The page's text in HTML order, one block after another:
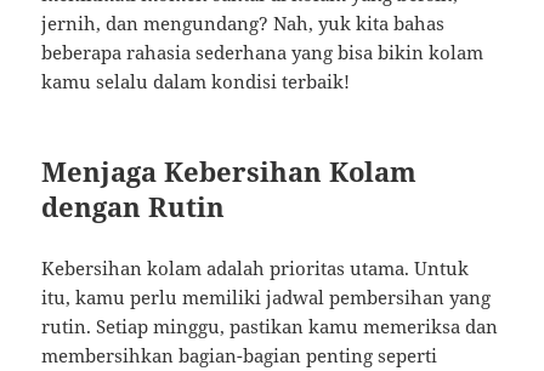
jernih, dan mengundang? Nah, yuk kita bahas
beberapa rahasia sederhana yang bisa bikin kolam
kamu selalu dalam kondisi terbaik!
Menjaga Kebersihan Kolam
dengan Rutin
Kebersihan kolam adalah prioritas utama. Untuk
itu, kamu perlu memiliki jadwal pembersihan yang
rutin. Setiap minggu, pastikan kamu memeriksa dan
membersihkan bagian-bagian penting seperti